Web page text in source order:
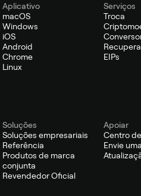
Aplicativo
macOS
Windows
iOS
Android
Chrome
Linux
Serviços
Troca
EIPs
Soluções
Soluções empresariais
Referência
Produtos de marca
conjunta
Revendedor Oficial
Apoiar
Centro
Envie